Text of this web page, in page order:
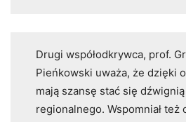
Drugi współodkrywca, prof.
Pieńkowski uważa, że dzięki
mają szansę stać się
regionalnego. Wspomniał też